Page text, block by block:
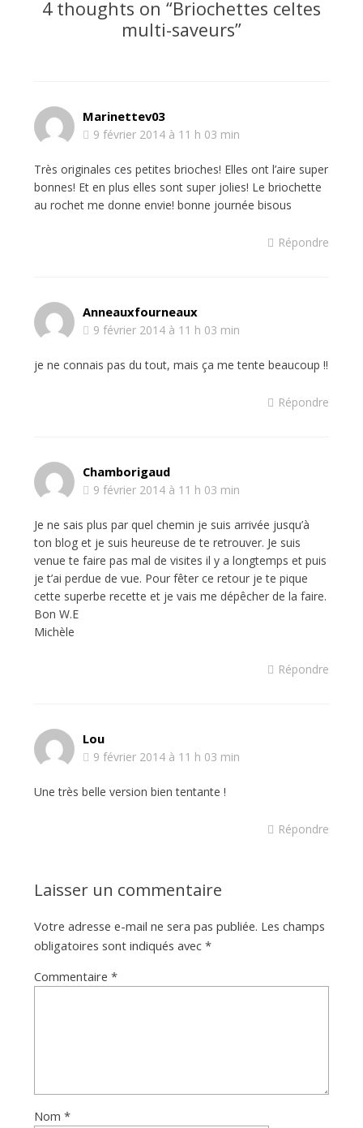
4 thoughts on “Briochettes celtes
multi-saveurs”
Marinettev03
9 février 2014 à 11 h 03 min
Très originales ces petites brioches! Elles ont l’aire super
bonnes! Et en plus elles sont super jolies! Le briochette
au rochet me donne envie! bonne journée bisous
Répondre
Anneauxfourneaux
9 février 2014 à 11 h 03 min
je ne connais pas du tout, mais ça me tente beaucoup !!
Répondre
Chamborigaud
9 février 2014 à 11 h 03 min
Je ne sais plus par quel chemin je suis arrivée jusqu’à
ton blog et je suis heureuse de te retrouver. Je suis
venue te faire pas mal de visites il y a longtemps et puis
je t’ai perdue de vue. Pour fêter ce retour je te pique
cette superbe recette et je vais me dépêcher de la faire.
Bon W.E
Michèle
Répondre
Lou
9 février 2014 à 11 h 03 min
Une très belle version bien tentante !
Répondre
Laisser un commentaire
Votre adresse e-mail ne sera pas publiée. Les champs
obligatoires sont indiqués avec *
Commentaire *
Nom *